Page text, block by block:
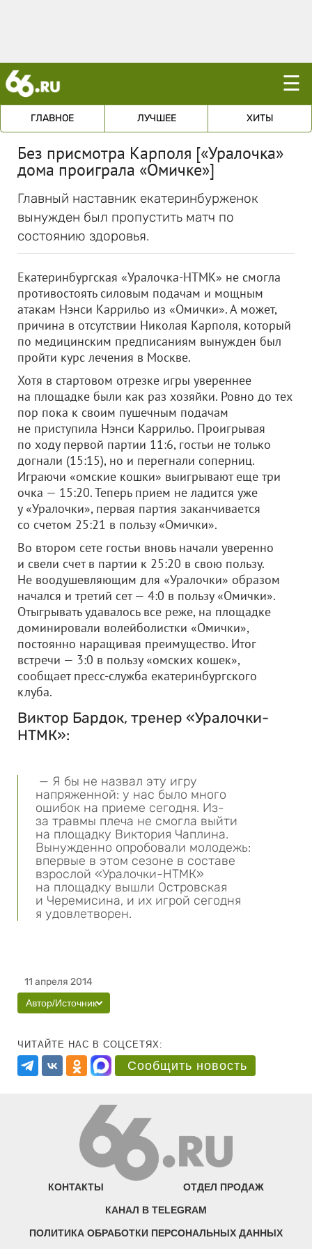
☰
ГЛАВНОЕ ЛУЧШЕЕ ХИТЫ
Без присмотра Карполя [«Уралочка»
дома проиграла «Омичке»]
Главный наставник екатеринбурженок
вынужден был пропустить матч по
состоянию здоровья.
Екатеринбургская «Уралочка-НТМК» не смогла
противостоять силовым подачам и мощным
атакам Нэнси Каррильо из «Омички». А может,
причина в отсутствии Николая Карполя, который
по медицинским предписаниям вынужден был
пройти курс лечения в Москве.
Хотя в стартовом отрезке игры увереннее
на площадке были как раз хозяйки. Ровно до тех
пор пока к своим пушечным подачам
не приступила Нэнси Каррильо. Проигрывая
по ходу первой партии 11:6, гостьи не только
догнали (15:15), но и перегнали соперниц.
Играючи «омские кошки» выигрывают еще три
очка — 15:20. Теперь прием не ладится уже
у «Уралочки», первая партия заканчивается
со счетом 25:21 в пользу «Омички».
Во втором сете гостьи вновь начали уверенно
и свели счет в партии к 25:20 в свою пользу.
Не воодушевляющим для «Уралочки» образом
начался и третий сет — 4:0 в пользу «Омички».
Отыгрывать удавалось все реже, на площадке
доминировали волейболистки «Омички»,
постоянно наращивая преимущество. Итог
встречи — 3:0 в пользу «омских кошек»,
сообщает пресс-служба екатеринбургского
клуба.
Виктор Бардок, тренер «Уралочки-
НТМК»:
— Я бы не назвал эту игру
напряженной: у нас было много
ошибок на приеме сегодня. Из-
за травмы плеча не смогла выйти
на площадку Виктория Чаплина.
Вынужденно опробовали молодежь:
впервые в этом сезоне в составе
взрослой «Уралочки-НТМК»
на площадку вышли Островская
и Черемисина, и их игрой сегодня
я удовлетворен.
11 апреля 2014
Автор/Источник
ЧИТАЙТЕ НАС В СОЦСЕТЯХ:
Сообщить новость
КОНТАКТЫ ОТДЕЛ ПРОДАЖ
КАНАЛ В TELEGRAM
ПОЛИТИКА ОБРАБОТКИ ПЕРСОНАЛЬНЫХ ДАННЫХ